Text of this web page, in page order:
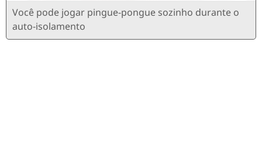
Você pode jogar pingue-pongue sozinho durante o
auto-isolamento